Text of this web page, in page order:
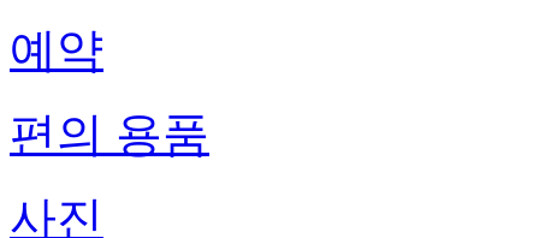
예약
편의 용품
사진